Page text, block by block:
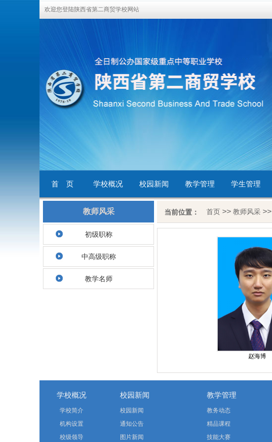
欢迎您登陆陕西省第二商贸学校网站
首 页 学校概况 校园新闻 教学管理 学生管理
教师风采
初级职称
中高级职称
教学名师
当前位置： 首页>> 教师风采>>
赵海博
学校概况
学校简介
机构设置
校级领导
校园新闻
校园新闻
通知公告
图片新闻
教学管理
教务动态
精品课程
技能大赛